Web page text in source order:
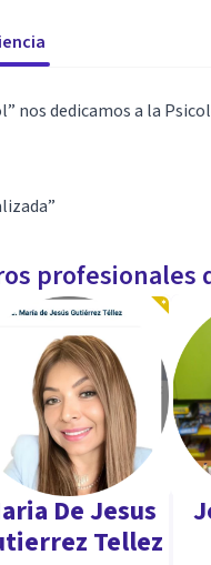
nos dedicamos a la
De Jesus
Tellez